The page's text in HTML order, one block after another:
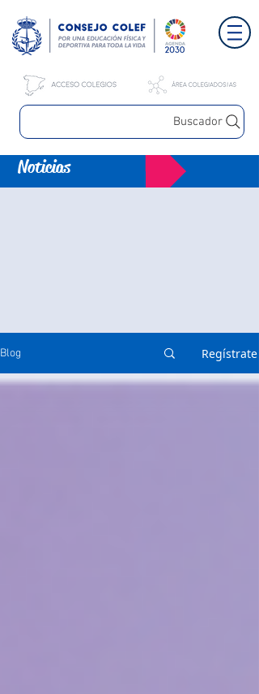
Buscador
Noticias
Blog Regístrate